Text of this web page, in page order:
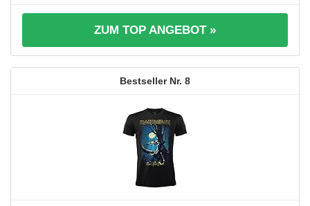
ZUM TOP ANGEBOT »
8